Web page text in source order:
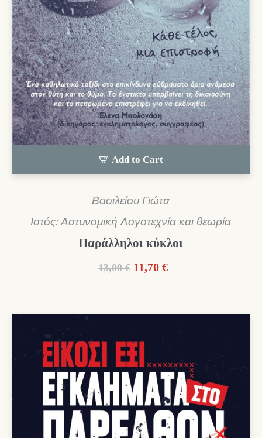
Add to Cart
Βασιλείου Γιώτα
Ιστός: Αστυνομική Λογοτεχνία και θεωρία
Παράλληλοι κύκλοι
13,00 € Original
13,00 €.
11,70 €Η
είναι: